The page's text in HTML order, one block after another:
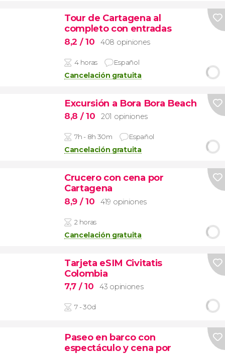
Tour de Cartagena al
completo con entradas
8,2 / 10 408 opiniones
4 horas Español
Cancelación gratuita
Excursión a Bora Bora Beach
8,8 / 10 201 opiniones
7h - 8h 30m Español
Cancelación gratuita
Crucero con cena por
Cartagena
8,9 / 10 419 opiniones
2 horas
Cancelación gratuita
Tarjeta eSIM Civitatis
Colombia
7,7 / 10 43 opiniones
7 - 30d
Paseo en barco con
espectáculo y cena por